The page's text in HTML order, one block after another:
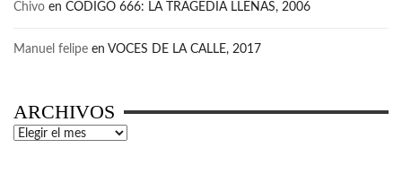
Chivo en CÓDIGO 666: LA TRAGEDIA LLENAS, 2006
Manuel felipe en VOCES DE LA CALLE, 2017
ARCHIVOS
Archivos